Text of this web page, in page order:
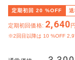
定期初回 20 %OFF
定期初回価格: 2,640
※2回目以降は 10 %OFF